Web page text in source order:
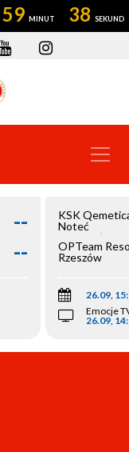
59 37
--
--
KSK
Noteć
Inowrocław
OPTeam
Rzeszów
26.09,
Emocje
26.09,